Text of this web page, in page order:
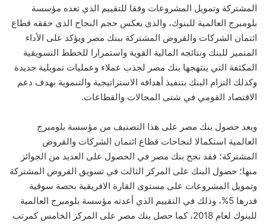
المشتركة وتمويل المشروعات وفقا للتقييم الذي تعده مؤسسة
بلومبرج العالمية للبنوك، والذى يعكس حجم النجاح الذى حققه قطاع
ائتمان الشركات والقروض المشتركة ببنك مصر ويؤكد على الأداء
المتميز للبنك ونتائجه المالية القوية واستمرارا للخطط التسويقية
المكثفة التي ينتهجها بنك مصر لجذب عملاء وعمليات تمويلية جديدة
وكذلك التزام البنك بتنفيذ أهدافه الاستراتيجية والتنموية بهدف دعم
الاقتصاد القومي في شتى المجالات والقطاعات.
ويعد حصول بنك مصر على هذا التصنيف من مؤسسة بلومبرج
العالمية استكمالا لنجاحات قطاع ائتمان الشركات والقروض
المشتركة؛ فقد نجح بنك مصر في الحصول على العديد من الجوائز
منها؛ حصول البنك على المركز الثالث في تسويق القروض المشتركة
وتمويل المشروعات على مستوى القارة الافريقية بحصة سوقية
قدرها 5%، وذلك في التقييم الذي أعدته مؤسسة بلومبرج العالمية
للبنوك لعام 2018، كما حصل بنك مصر على المركز الخامس كمرتب